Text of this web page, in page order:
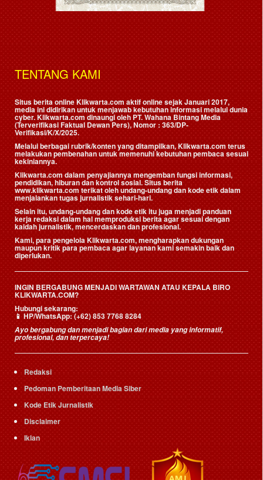
TENTANG KAMI
Situs berita online Klikwarta.com aktif online sejak Januari 2017,
media ini didirikan untuk menjawab kebutuhan informasi melalui dunia
cyber. Klikwarta.com dinaungi oleh PT. Wahana Bintang Media
(Terverifikasi Faktual Dewan Pers), Nomor : 363/DP-
Verifikasi/K/X/2025.
Melalui berbagai rubrik/konten yang ditampilkan, Klikwarta.com terus
melakukan pembenahan untuk memenuhi kebutuhan pembaca sesuai
kekiniannya.
Klikwarta.com dalam penyajiannya mengemban fungsi informasi,
pendidikan, hiburan dan kontrol sosial. Situs berita
www.klikwarta.com terikat oleh undang-undang dan kode etik dalam
menjalankan tugas jurnalistik sehari-hari.
Selain itu, undang-undang dan kode etik itu juga menjadi panduan
kerja redaksi dalam hal memproduksi berita agar sesuai dengan
kaidah jurnalistik, mencerdaskan dan profesional.
Kami, para pengelola Klikwarta.com, mengharapkan dukungan
maupun kritik para pembaca agar layanan kami semakin baik dan
diperlukan.
INGIN BERGABUNG MENJADI WARTAWAN ATAU KEPALA BIRO
KLIKWARTA.COM?
Hubungi sekarang:
📱HP/WhatsApp:(+62) 853 7768 8284
Ayo bergabung dan menjadi bagian dari media yang informatif,
profesional, dan terpercaya!
Redaksi
Pedoman Pemberitaan Media Siber
Kode Etik Jurnalistik
Disclaimer
Iklan